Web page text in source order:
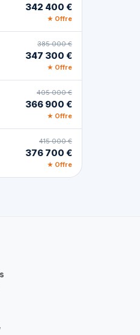
342 400 €
★ Offre
385 000 €
347 300 €
★ Offre
405 000 €
366 900 €
★ Offre
415 000 €
376 700 €
★ Offre